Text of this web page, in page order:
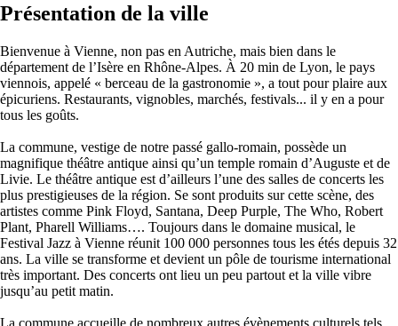
Présentation de la ville
Bienvenue à Vienne, non pas en Autriche, mais bien dans le
département de l’Isère en Rhône-Alpes. À 20 min de Lyon, le pays
viennois, appelé « berceau de la gastronomie », a tout pour plaire aux
épicuriens. Restaurants, vignobles, marchés, festivals... il y en a pour
tous les goûts.
La commune, vestige de notre passé gallo-romain, possède un
magnifique théâtre antique ainsi qu’un temple romain d’Auguste et de
Livie. Le théâtre antique est d’ailleurs l’une des salles de concerts les
plus prestigieuses de la région. Se sont produits sur cette scène, des
artistes comme Pink Floyd, Santana, Deep Purple, The Who, Robert
Plant, Pharell Williams…. Toujours dans le domaine musical, le
Festival Jazz à Vienne réunit 100 000 personnes tous les étés depuis 32
ans. La ville se transforme et devient un pôle de tourisme international
très important. Des concerts ont lieu un peu partout et la ville vibre
jusqu’au petit matin.
La commune accueille de nombreux autres évènements culturels tels